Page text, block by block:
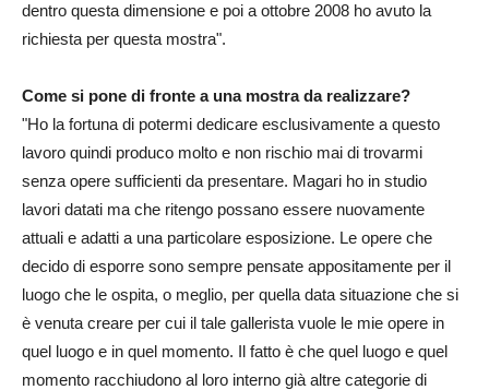
dentro questa dimensione e poi a ottobre 2008 ho avuto la
richiesta per questa mostra".
Come si pone di fronte a una mostra da realizzare?
"Ho la fortuna di potermi dedicare esclusivamente a questo
lavoro quindi produco molto e non rischio mai di trovarmi
senza opere sufficienti da presentare. Magari ho in studio
lavori datati ma che ritengo possano essere nuovamente
attuali e adatti a una particolare esposizione. Le opere che
decido di esporre sono sempre pensate appositamente per il
luogo che le ospita, o meglio, per quella data situazione che si
è venuta creare per cui il tale gallerista vuole le mie opere in
quel luogo e in quel momento. Il fatto è che quel luogo e quel
momento racchiudono al loro interno già altre categorie di